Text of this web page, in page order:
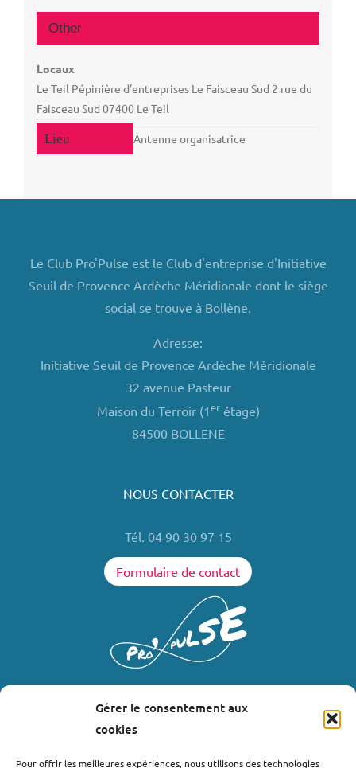
Gérer le consentement aux
cookies
Pour offrir les meilleures expériences, nous utilisons des technologies
Antenne organisatrice
Other
Locaux
Le Teil Pépinière d’entreprises Le Faisceau Sud 2 rue du
Faisceau Sud 07400 Le Teil
Le Club Pro'Pulse est le Club d'entreprise d'Initiative
Seuil de Provence Ardèche Méridionale dont le siège
social se trouve à Bollène.
Adresse:
Initiative Seuil de Provence Ardèche Méridionale
32 avenue Pasteur
Maison du Terroir (1erétage)
84500 BOLLENE
NOUS CONTACTER
Tél. 04 90 30 97 15
Formulaire de contact
Où nous trouver ?